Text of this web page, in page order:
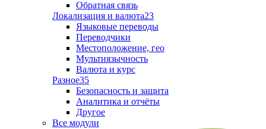
Обратная связь
Локализация и валюта23
Языковые переводы
Переводчики
Местоположение, гео
Мультиязычность
Валюта и курс
Разное35
Безопасность и защита
Аналитика и отчёты
Другое
Все модули